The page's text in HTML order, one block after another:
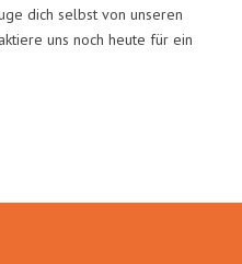
dich selbst von unseren
uns noch heute für ein